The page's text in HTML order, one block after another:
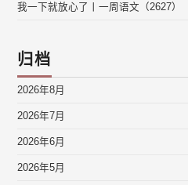
我一下就放心了丨一周语文（2627）
归档
2026年8月
2026年7月
2026年6月
2026年5月